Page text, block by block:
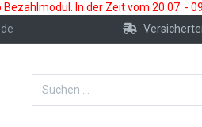
In der Zeit vom 20.07. -